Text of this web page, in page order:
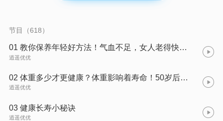
节目（618）
01 教你保养年轻好方法！气血不足，女人老得快！教你3个方法调理，50岁也不显老！
逍遥优优
02 体重多少才更健康？体重影响着寿命！50岁后的人想长寿，体重保持多少最合适？
逍遥优优
03 健康长寿小秘诀
逍遥优优